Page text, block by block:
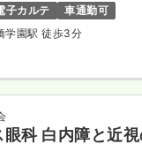
子カルテ
車通勤可
学園駅 徒歩3分
科 白内障と近